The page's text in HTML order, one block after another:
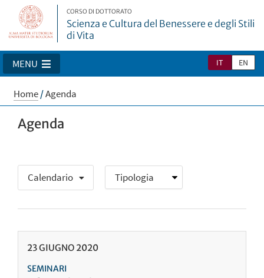
CORSO DI DOTTORATO
Scienza e Cultura del Benessere e degli Stili
di Vita
IT EN
MENU
Home/Agenda
Agenda
Calendario
23GIUGNO 2020
SEMINARI